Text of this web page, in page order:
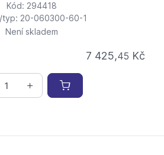
Kód: 294418
typ: 20-060300-60-1
Není skladem
7 425,45 Kč